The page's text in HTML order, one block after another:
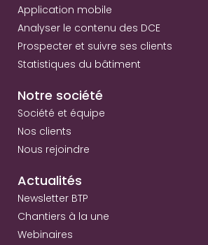
Application mobile
Analyser le contenu des DCE
Prospecter et suivre ses clients
Statistiques du bâtiment
Notre société
Société et équipe
Nos clients
Nous rejoindre
Actualités
Newsletter BTP
Chantiers à la une
Webinaires